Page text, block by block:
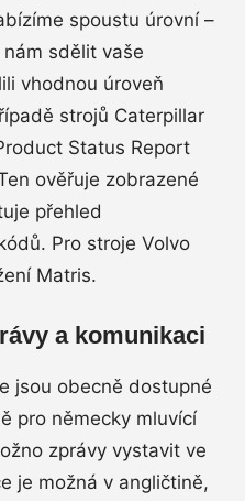
spoustu úrovní –
sdělit vaše
vhodnou úroveň
strojů Caterpillar
Status Report
ověřuje zobrazené
přehled
Pro stroje Volvo
Matris.
a komunikaci
jsou obecně dostupné
pro německy mluvící
zprávy vystavit ve
je možná v angličtině,